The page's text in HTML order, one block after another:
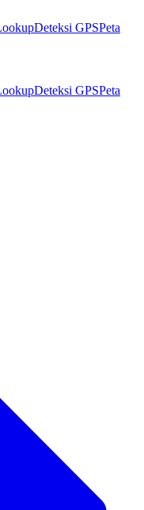
Deteksi GPSPeta
Deteksi GPSPeta